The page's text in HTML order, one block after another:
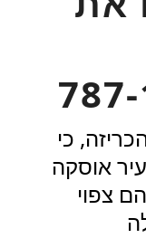
כי
אוסקה
צפוי